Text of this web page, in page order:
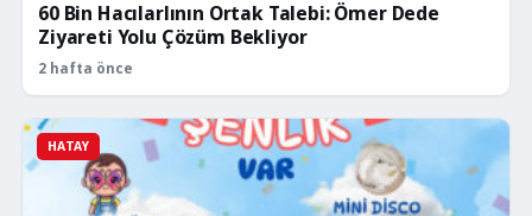
60 Bin Hacılarlının Ortak Talebi: Ömer Dede
Ziyareti Yolu Çözüm Bekliyor
2 hafta önce
HATAY